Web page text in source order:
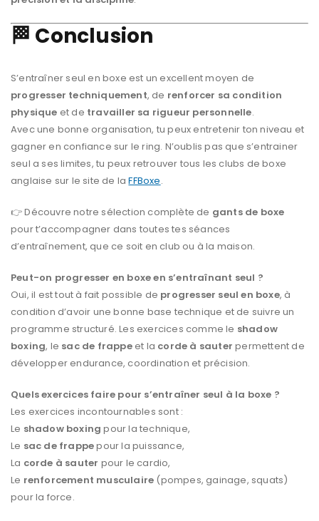
🏁 Conclusion
S’entraîner seul en boxe est un excellent moyen de
progresser techniquement, de renforcer sa condition
physique et de travailler sa rigueur personnelle.
Avec une bonne organisation, tu peux entretenir ton niveau et
gagner en confiance sur le ring. N’oublis pas que s’entrainer
seul a ses limites, tu peux retrouver tous les clubs de boxe
anglaise sur le site de laFFBoxe.
👉 Découvre notre sélection complète de gants de boxe
pour t’accompagner dans toutes tes séances
d’entraînement, que ce soit en club ou à la maison.
Peut-on progresser en boxe en s’entraînant seul ?
Oui, il est tout à fait possible de progresser seul en boxe, à
condition d’avoir une bonne base technique et de suivre un
programme structuré. Les exercices comme le shadow
boxing, le sac de frappeet la corde à sauter permettent de
développer endurance, coordination et précision.
Quels exercices faire pour s’entraîner seul à la boxe ?
Les exercices incontournables sont :
Le shadow boxing pour la technique,
Le sac de frappepour la puissance,
La corde à sauter pour le cardio,
Le renforcement musculaire (pompes, gainage, squats)
pour la force.